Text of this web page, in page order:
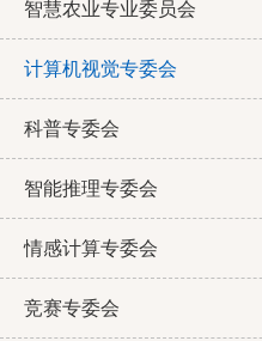
智慧农业专业委员会
计算机视觉专委会
科普专委会
智能推理专委会
情感计算专委会
竞赛专委会